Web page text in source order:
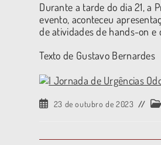
Durante a tarde do dia 21, a
evento, aconteceu
de atividades de hands-on e
Texto de Gustavo Bernardes
23 de outubro de 2023